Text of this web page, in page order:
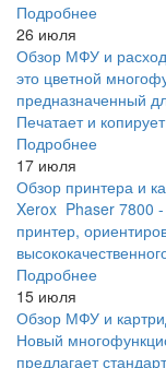
Подробнее
26 июля
Обзор МФУ и
это цветной
предназначенный
Печатает и
Подробнее
17 июля
Обзор принтера и
Xerox Phaser 7800
принтер,
Подробнее
15 июля
Обзор МФУ и
Новый
предлагает